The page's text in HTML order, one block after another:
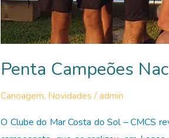
Penta Campeões
Canoagem, Novidades /admin
O Clube do Mar Costa do Sol – CMCS